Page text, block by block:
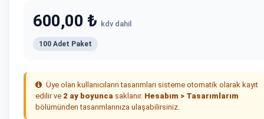
600,00 ₺ kdv dahil
100 Adet Paket
Üye olan kullanıcıların tasarımları sisteme otomatik olarak kayıt
edilir ve 2 ay boyunca saklanır. Hesabım > Tasarımlarım
bölümünden tasarımlarınıza ulaşabilirsiniz.